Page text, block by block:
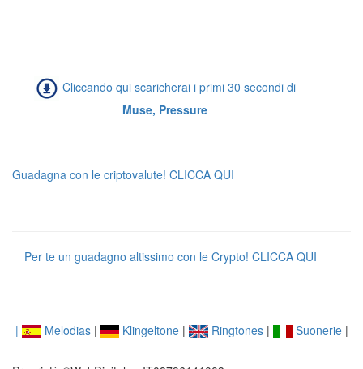
Cliccando qui scaricherai i primi 30 secondi di
Muse, Pressure
Guadagna con le criptovalute! CLICCA QUI
Per te un guadagno altissimo con le Crypto! CLICCA QUI
| Melodias| Klingeltone| Ringtones| Suonerie|